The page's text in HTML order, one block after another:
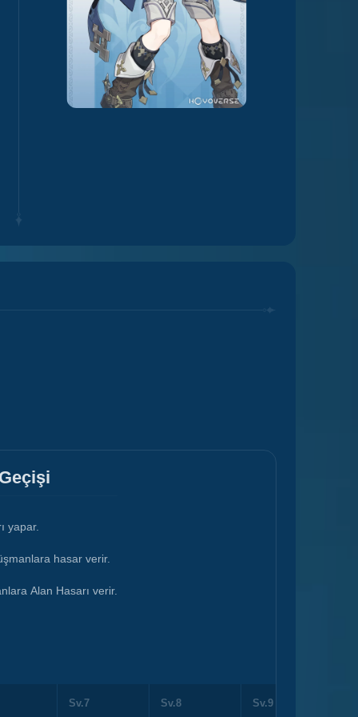
yapar.
hasar verir.
Alan Hasarı verir.
Sv.7 Sv.8 Sv.9